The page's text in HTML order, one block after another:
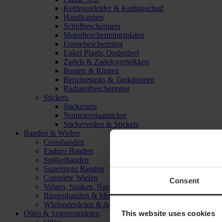
Consent
This website uses cookies
Kettinggeleider & Kettingschuif
Handkappen
Schijfbeschermers
Motorbeschermingsplaten
Framebescherming
Enkel Plastic Onderdeel
Zadels & Zadelovertrekken
Bouten & Ringen
Benzinetanks & Tankdoppen
Radiatorbescherming
Stickers
Stickersets
Nummerplaatsticker
Stickervellen & Stickers
Banden & Wielen
Crossbanden
Enduro Banden
Spijkerbanden
Supermoto Banden
Complete Wielen
Velgen, Spaken, Naven & Lagers
Binnenbanden & Mousses
WIelonderdelen & Accessoires
Oliën & Smeermiddelen